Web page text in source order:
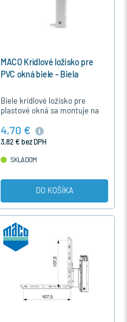
MACO Krídlové ložisko pre
PVC okná biele - Biela
Biele krídlové ložisko pre
plastové okná sa montuje na
univerzálny diel pre všetky PVC
okná okuté s kovaním…
4,70 €
3,82 € bez DPH
SKLADOM
DO KOŠÍKA